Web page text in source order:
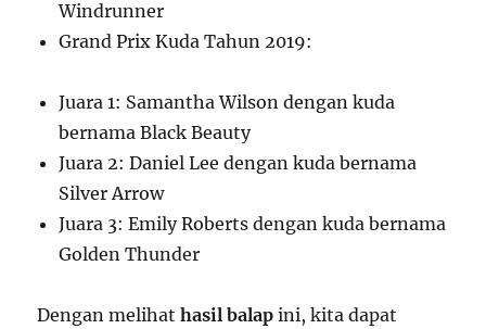
Windrunner
Grand Prix Kuda Tahun 2019:
Juara 1: Samantha Wilson dengan kuda
bernama Black Beauty
Juara 2: Daniel Lee dengan kuda bernama
Silver Arrow
Juara 3: Emily Roberts dengan kuda bernama
Golden Thunder
Dengan melihathasil balap ini, kita dapat